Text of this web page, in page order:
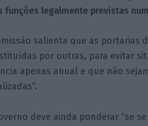
funções legalmente previstas
salienta que as portarias
por outras, para evitar
apenas anual e que não
deve ainda ponderar “se